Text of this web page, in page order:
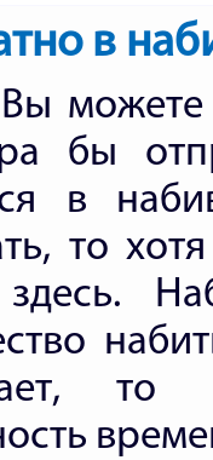
в
бы
в
то
здесь.
то